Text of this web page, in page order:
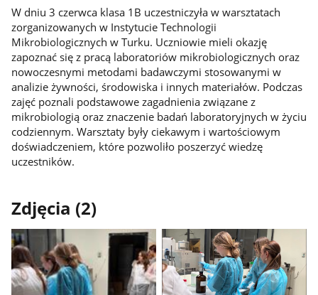
W dniu 3 czerwca klasa 1B uczestniczyła w warsztatach
zorganizowanych w Instytucie Technologii
Mikrobiologicznych w Turku. Uczniowie mieli okazję
zapoznać się z pracą laboratoriów mikrobiologicznych oraz
nowoczesnymi metodami badawczymi stosowanymi w
analizie żywności, środowiska i innych materiałów. Podczas
zajęć poznali podstawowe zagadnienia związane z
mikrobiologią oraz znaczenie badań laboratoryjnych w życiu
codziennym. Warsztaty były ciekawym i wartościowym
doświadczeniem, które pozwoliło poszerzyć wiedzę
uczestników.
Zdjęcia (2)